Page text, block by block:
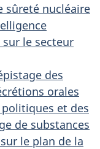
sûreté nucléaire
le secteur
des
orales
politiques et des
de substances
le plan de la